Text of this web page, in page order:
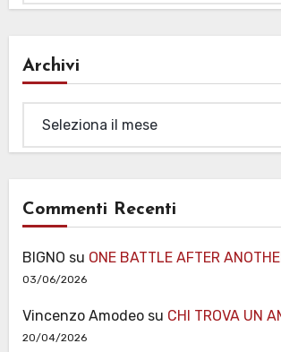
Archivi
Commenti Recenti
BIGNO su ONE BATTLE AFTER
03/06/2026
Vincenzo Amodeosu CHI TROVA UN
20/04/2026